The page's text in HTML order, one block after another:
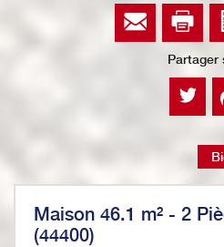
Partager
Maison 46.1 m² - 2
(44400)